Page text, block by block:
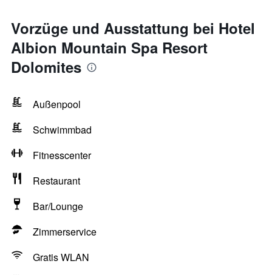
Vorzüge und Ausstattung bei Hotel
Albion Mountain Spa Resort
Dolomites
Außenpool
Schwimmbad
Fitnesscenter
Restaurant
Bar/Lounge
Zimmerservice
Gratis WLAN